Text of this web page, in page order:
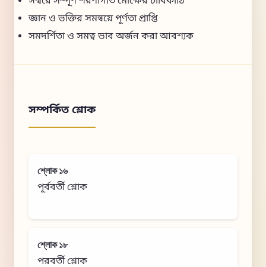
জ্ঞান ও ভক্তির সমন্বয়ে পূর্ণতা প্রাপ্তি
সমদর্শিতা ও সমত্ব ভাব অর্জন করা আবশ্যক
সম্পর্কিত শ্লোক
শ্লোক ১৬
পূর্ববর্তী শ্লোক
শ্লোক ১৮
পরবর্তী শ্লোক